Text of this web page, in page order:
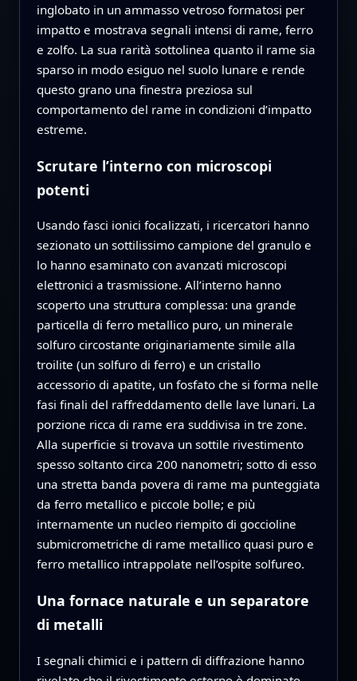
inglobato in un ammasso vetroso formatosi per
impatto e mostrava segnali intensi di rame, ferro
e zolfo. La sua rarità sottolinea quanto il rame sia
sparso in modo esiguo nel suolo lunare e rende
questo grano una finestra preziosa sul
comportamento del rame in condizioni d’impatto
estreme.
Scrutare l’interno con microscopi
potenti
Usando fasci ionici focalizzati, i ricercatori hanno
sezionato un sottilissimo campione del granulo e
lo hanno esaminato con avanzati microscopi
elettronici a trasmissione. All’interno hanno
scoperto una struttura complessa: una grande
particella di ferro metallico puro, un minerale
solfuro circostante originariamente simile alla
troilite (un solfuro di ferro) e un cristallo
accessorio di apatite, un fosfato che si forma nelle
fasi finali del raffreddamento delle lave lunari. La
porzione ricca di rame era suddivisa in tre zone.
Alla superficie si trovava un sottile rivestimento
spesso soltanto circa 200 nanometri; sotto di esso
una stretta banda povera di rame ma punteggiata
da ferro metallico e piccole bolle; e più
internamente un nucleo riempito di goccioline
submicrometriche di rame metallico quasi puro e
ferro metallico intrappolate nell’ospite solfureo.
Una fornace naturale e un separatore
di metalli
I segnali chimici e i pattern di diffrazione hanno